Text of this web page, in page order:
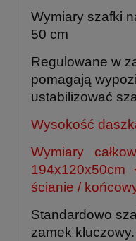
Wymiary szafki
50 cm
Regulowane w
pomagają
ustabilizować
Wysokość
Wymiary
ścianie /
Standardowo
zamek